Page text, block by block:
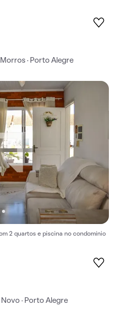
· Porto Alegre
2 quartos e piscina no condomínio
· Porto Alegre